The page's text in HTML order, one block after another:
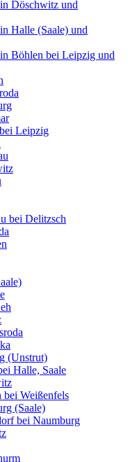
Döschwitz und
Halle (Saale) und
Böhlen bei Leipzig und
Leipzig
bei Delitzsch
(Unstrut)
Halle, Saale
Weißenfels
(Saale)
bei Naumburg